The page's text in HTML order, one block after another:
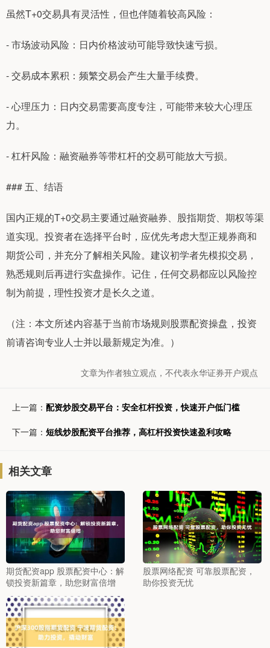
虽然T+0交易具有灵活性，但也伴随着较高风险：
- 市场波动风险：日内价格波动可能导致快速亏损。
- 交易成本累积：频繁交易会产生大量手续费。
- 心理压力：日内交易需要高度专注，可能带来较大心理压
力。
- 杠杆风险：融资融券等带杠杆的交易可能放大亏损。
### 五、结语
国内正规的T+0交易主要通过融资融券、股指期货、期权等渠
道实现。投资者在选择平台时，应优先考虑大型正规券商和
期货公司，并充分了解相关风险。建议初学者先模拟交易，
熟悉规则后再进行实盘操作。记住，任何交易都应以风险控
制为前提，理性投资才是长久之道。
（注：本文所述内容基于当前市场规则股票配资操盘，投资
前请咨询专业人士并以最新规定为准。）
文章为作者独立观点，不代表永华证券开户观点
上一篇： 配资炒股交易平台：安全杠杆投资，快速开户低门槛
下一篇： 短线炒股配资平台推荐，高杠杆投资快速盈利攻略
相关文章
期货配资app 股票配资中心：解
锁投资新篇章，助您财富倍增
股票网络配资 可靠股票配资，
助你投资无忧